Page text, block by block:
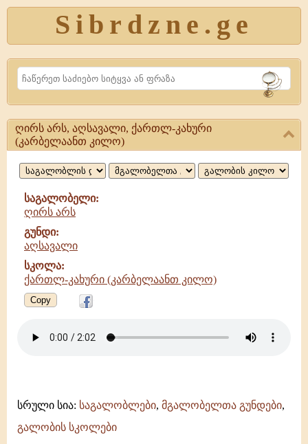
Sibrdzne.ge
Search
ღირს
არს,
ქართლ-
კახური
(კარბელაანთ
ღირს არს, აღსავალი, ქართლ-კახური
(კარბელაანთ კილო)
საგალობელი:
ღირს არს
გუნდი:
აღსავალი
სკოლა:
ქართლ-კახური (კარბელაანთ კილო)
Copy
სრული სია: საგალობლები, მგალობელთა გუნდები,
გალობის სკოლები